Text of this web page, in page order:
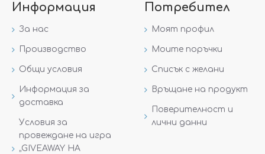
Информация
За нас
Производство
Общи условия
Информация за
доставка
Условия за
провеждане на игра
„GIVEAWAY НА
Потребител
Моят профил
Моите поръчки
Списък с желани
Връщане на продукт
Поверителност и
лични данни